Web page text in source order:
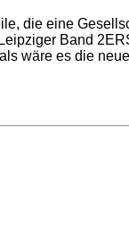
die eine
Band
wäre es die